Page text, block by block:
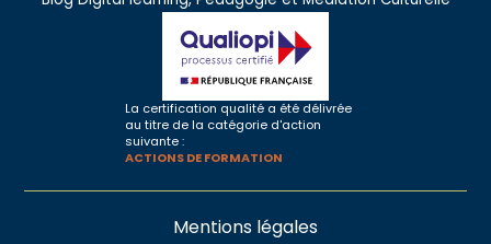
La certification qualité a été délivrée
au titre de la catégorie d'action
suivante :
ACTIONS DE FORMATION
Mentions légales